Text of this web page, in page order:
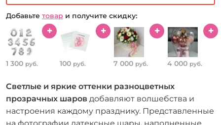
Добавьте товар и получите скидку:
1 300 руб. 100 руб. 7 000 руб. 4 000 руб.
Светлые и яркие оттенки разноцветных
прозрачных шаров добавляют волшебства и
настроения каждому празднику. Представленные
на фотографии латексные шары, наполненные